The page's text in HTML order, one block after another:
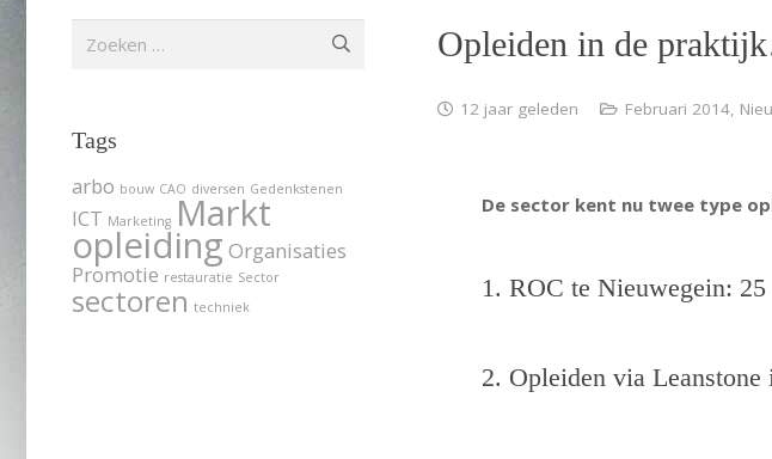
Opleiden in de
12 jaar geleden Februari 2014,
De sector kent nu twee type
1. ROC te Nieuwegein:
2. Opleiden via
naar:
Tags
arbo bouw CAO diversen Gedenkstenen
ICT Marketing Markt
opleiding Organisaties
Promotie restauratie Sector
sectoren techniek